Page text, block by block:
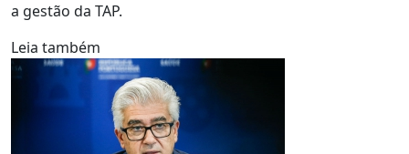
a gestão da TAP.
Leia também